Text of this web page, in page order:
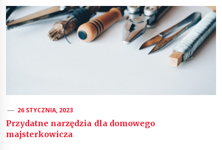
26 STYCZNIA, 2023
Przydatne narzędzia dla domowego
majsterkowicza